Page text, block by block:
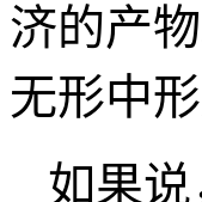
一部
“黄金十
是针对